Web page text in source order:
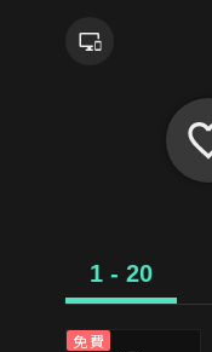
1 - 20
免費